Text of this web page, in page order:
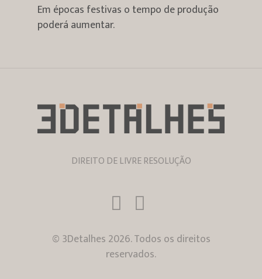
Em épocas festivas o tempo de produção
poderá aumentar.
DIREITO DE LIVRE RESOLUÇÃO
© 3Detalhes 2026. Todos os direitos
reservados.